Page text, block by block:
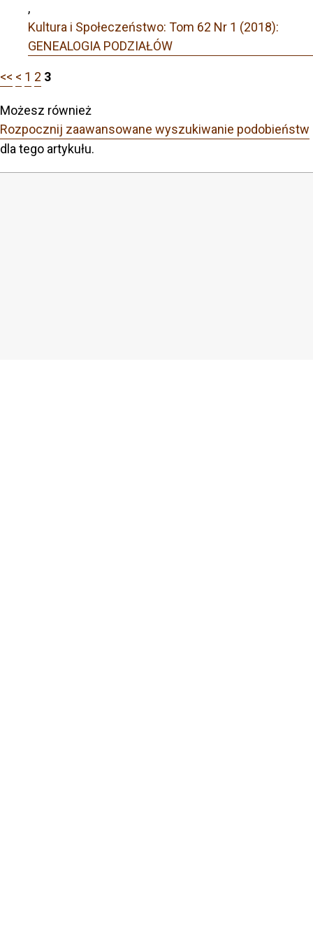
,
Kultura i Społeczeństwo: Tom 62 Nr 1 (2018):
GENEALOGIA PODZIAŁÓW
<< < 1 2 3
Możesz również
Rozpocznij zaawansowane wyszukiwanie podobieństw
dla tego artykułu.